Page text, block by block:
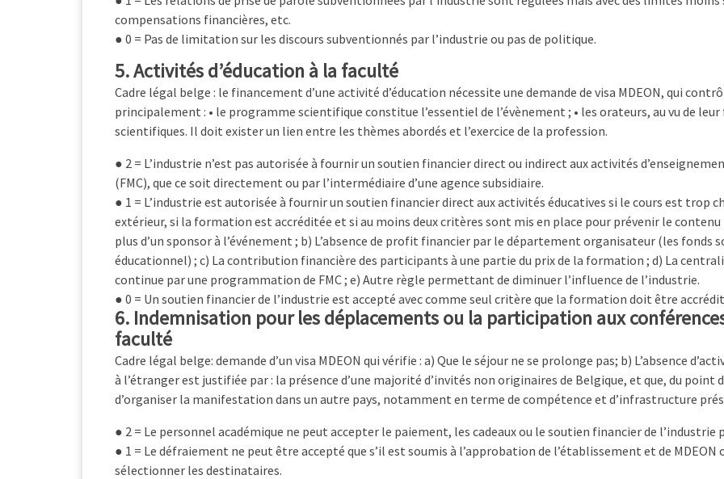
compensations financières, etc.
● 0 = Pas de limitation sur les discours subventionnés par l’industrie ou pas de politique.
5. Activités d’éducation à la faculté
Cadre légal belge : le financement d’une activité d’éducation nécessite une demande de visa MDEON, qui
principalement : • le programme scientifique constitue l’essentiel de l’évènement ; • les orateurs, au vu de
scientifiques. Il doit exister un lien entre les thèmes abordés et l’exercice de la profession.
● 2 = L’industrie n’est pas autorisée à fournir un soutien financier direct ou indirect aux activités
(FMC), que ce soit directement ou par l’intermédiaire d’une agence subsidiaire.
● 1 = L’industrie est autorisée à fournir un soutien financier direct aux activités éducatives si le cours est trop
extérieur, si la formation est accréditée et si au moins deux critères sont mis en place pour prévenir le
plus d’un sponsor à l’événement ; b) L’absence de profit financier par le département organisateur (les
éducationnel) ; c) La contribution financière des participants à une partie du prix de la formation ; d) La
continue par une programmation de FMC ; e) Autre règle permettant de diminuer l’influence de l’industrie.
● 0 = Un soutien financier de l’industrie est accepté avec comme seul critère que la formation doit être
6. Indemnisation pour les déplacements ou la participation aux
faculté
Cadre légal belge: demande d’un visa MDEON qui vérifie : a) Que le séjour ne se prolonge pas; b) L’absence
à l’étranger est justifiée par : la présence d’une majorité d’invités non originaires de Belgique, et que, du point
d’organiser la manifestation dans un autre pays, notamment en terme de compétence et d’infrastructure
● 2 = Le personnel académique ne peut accepter le paiement, les cadeaux ou le soutien financier de l’industrie
● 1 = Le défraiement ne peut être accepté que s’il est soumis à l’approbation de l’établissement et de MDEON
sélectionner les destinataires.